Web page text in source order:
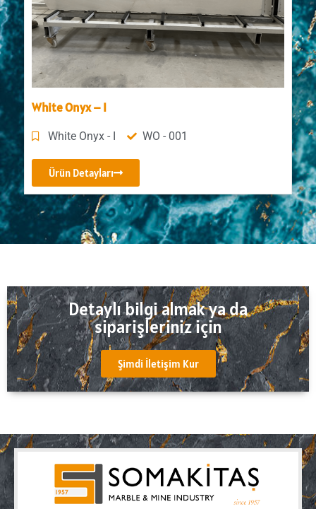
White Onyx – I
White Onyx - I WO - 001
Ürün Detayları
Detaylı bilgi almak ya da
siparişleriniz için
Şimdi İletişim Kur